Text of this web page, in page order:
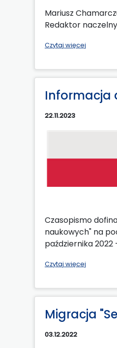
Mariusz
Redaktor
Czytaj więcej
Informacja
22.11.2023
Czasopismo
naukowych" na
października 2022
Czytaj więcej
Migracja
03.12.2022